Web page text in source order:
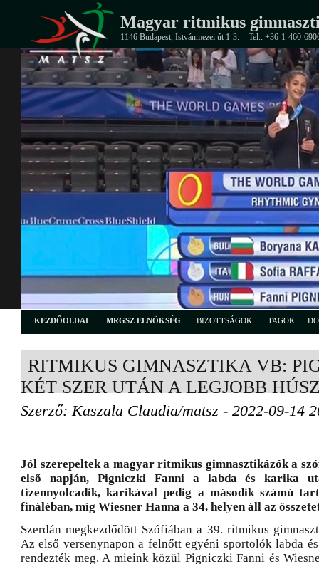
Magyar ritmikus
1146 Budapest, Istvánmezei út 1-3. Tel.: +36-1-460-
KEZDŐOLDAL MRGSZ ELNÖKSÉG BIZOTTSÁGOK TAGOK
RITMIKUS GIMNASZTIKA VB:
KÉT SZER UTÁN A LEGJOBB
Szerző: Kaszala Claudia/matsz - 2022-09-14
Jól szerepeltek a magyar ritmikus gimnasztikázók a
első napján, Pigniczki Fanni a labda és karika
tizennyolcadik, karikával pedig a második számú
fináléban, míg Wiesner Hanna a 34. helyen áll az
Szerdán megkezdődött Szófiában a 39. ritmikus
Az első versenynapon a felnőtt egyéni sportolók labda
rendezték meg. A mieink közül Pigniczki Fanni és